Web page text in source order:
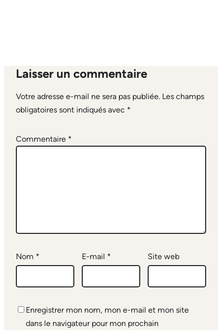
Laisser un commentaire
Votre adresse e-mail ne sera pas publiée. Les champs
obligatoires sont indiqués avec *
Commentaire *
Nom * E-mail * Site web
Enregistrer mon nom, mon e-mail et mon site
dans le navigateur pour mon prochain